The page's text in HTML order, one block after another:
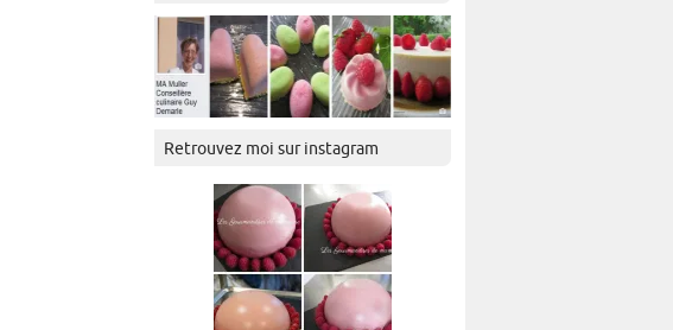
Retrouvez moi sur instagram